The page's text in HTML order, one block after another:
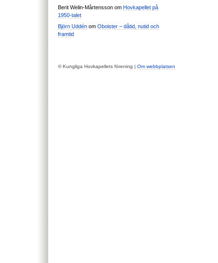
Berit Welin-Mårtensson om Hovkapellet på
1950-talet
Björn Uddén om Oboister – dåtid, nutid och
framtid
© Kungliga Hovkapellets förening | Om webbplatsen